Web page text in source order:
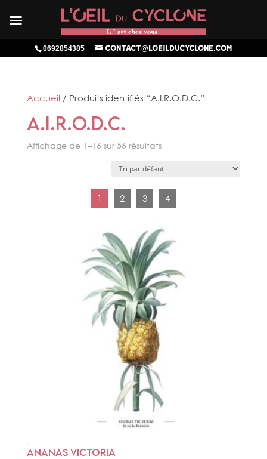
0692854385 contact@loeilducyclone.com
Accueil / Produits identifiés “A.I.R.O.D.C.”
A.I.R.O.D.C.
Affichage de 1–16 sur 56 résultats
1 2 3 4
ANANAS VICTORIA